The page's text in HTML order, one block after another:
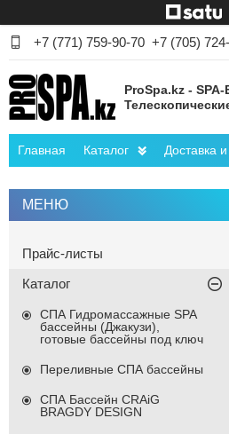
+7 (771) 759-90-70 +7 (705)
ProSpa.kz -
Главная Каталог Доставка
Прайс-листы
Каталог
СПА Гидромассажные SPA
бассейны (Джакузи),
готовые бассейны под ключ
Переливные СПА бассейны
СПА Бассейн CRAiG
BRAGDY DESIGN